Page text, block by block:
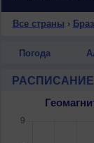
Все страны ›
Погода